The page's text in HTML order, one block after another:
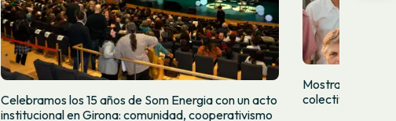
Celebramos los 15 años de Som Energia con un acto
institucional en Girona: comunidad, cooperativismo
Mostramos
colectivamente